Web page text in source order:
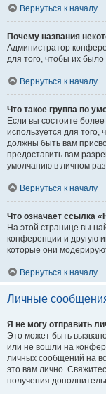
Вернуться к началу
Почему названия
Администратор
для того, чтобы их было
Вернуться к началу
Что такое группа по
Если вы состоите
используется для того,
должны быть вам
предоставить вам
умолчанию в личном
Вернуться к началу
Что означает ссылка
На этой странице вы
конференции и другую
которые они
Вернуться к началу
Личные
Я не могу отправить
Это может быть
или не вошли на
личных сообщений на
это вам лично.
получения